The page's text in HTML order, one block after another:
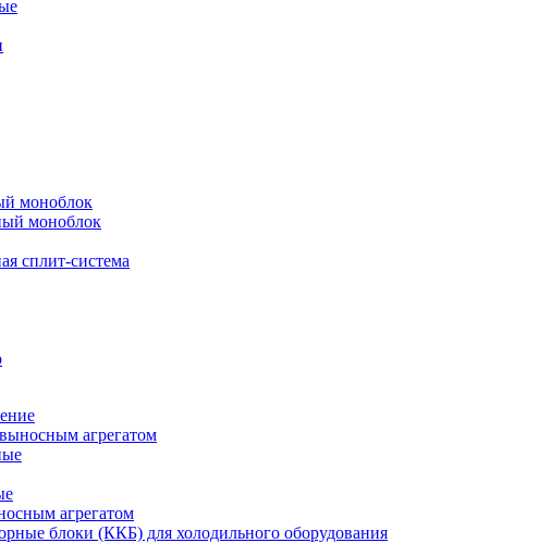
моноблок
моноблок
сплит-система
агрегатом
агрегатом
блоки (ККБ) для холодильного оборудования